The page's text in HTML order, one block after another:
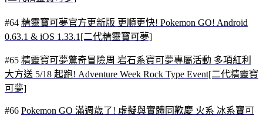
#64 精靈寶可夢官方更新版 更順更快! Pokemon GO! Android
0.63.1 & iOS 1.33.1[二代精靈寶可夢]
#65 精靈寶可夢驚奇冒險周 岩石系寶可夢專屬活動 多項紅利
大方送 5/18 起跑! Adventure Week Rock Type Event[二代精靈寶
可夢]
#66 Pokemon GO 滿週歲了! 虛擬與實體同歡慶 火系 冰系寶可